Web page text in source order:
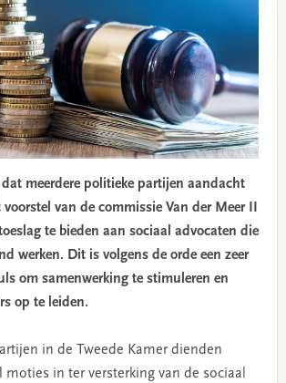
meerdere politieke partijen aandacht
voorstel van de commissie Van der Meer II
te bieden aan sociaal advocaten die
werken. Dit is volgens de orde een zeer
om samenwerking te stimuleren en
op te leiden.
in de Tweede Kamer dienden
moties in ter versterking van de sociaal